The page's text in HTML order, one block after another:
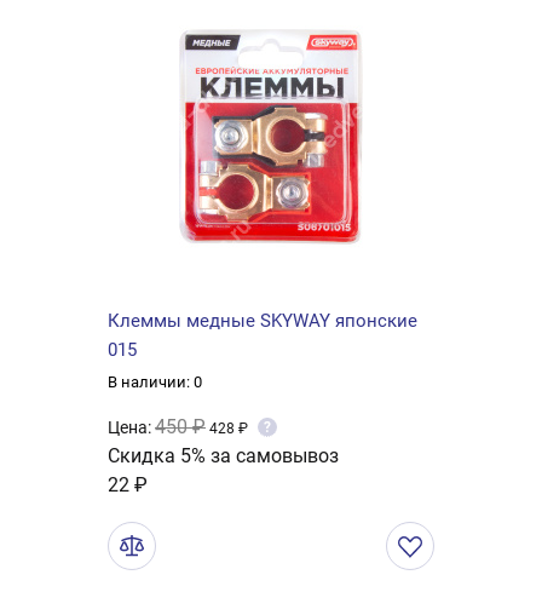
Клеммы медные SKYWAY японские
015
В наличии: 0
Цена:450 ₽ 428 ₽ ?
Скидка 5% за самовывоз
22 ₽